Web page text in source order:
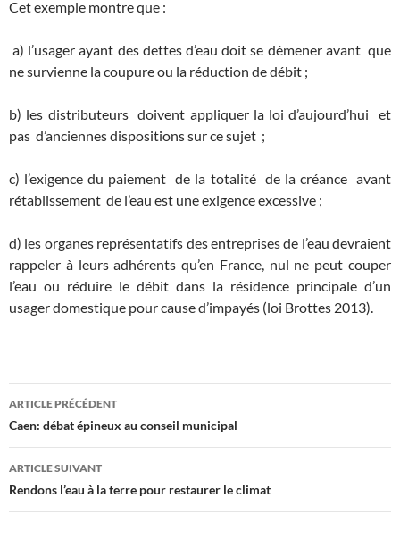
Cet exemple montre que :
a) l’usager ayant des dettes d’eau doit se démener avant que
ne survienne la coupure ou la réduction de débit ;
b) les distributeurs doivent appliquer la loi d’aujourd’hui et
pas d’anciennes dispositions sur ce sujet ;
c) l’exigence du paiement de la totalité de la créance avant
rétablissement de l’eau est une exigence excessive ;
d) les organes représentatifs des entreprises de l’eau devraient
rappeler à leurs adhérents qu’en France, nul ne peut couper
l’eau ou réduire le débit dans la résidence principale d’un
usager domestique pour cause d’impayés (loi Brottes 2013).
Navigation
des
articles
ARTICLE PRÉCÉDENT
Caen: débat épineux au conseil municipal
ARTICLE SUIVANT
Rendons l’eau à la terre pour restaurer le climat